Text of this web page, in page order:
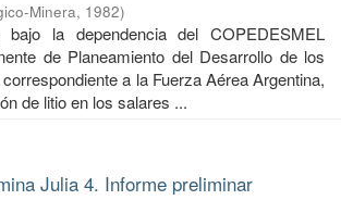
Minera, 1982)
bajo la dependencia del COPEDESMEL
de Planeamiento del Desarrollo de los
a la Fuerza Aérea Argentina,
de litio en los salares ...
Julia 4. Informe preliminar